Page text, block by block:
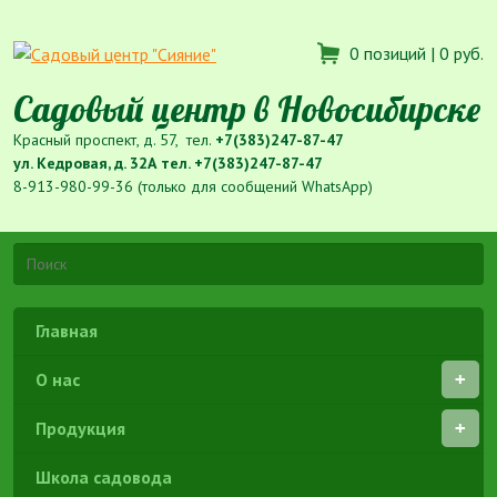
0 позиций | 0 руб.
Садовый центр в Новосибирске
Красный проспект, д. 57, тел. +7(383)247-87-47
ул. Кедровая, д. 32А тел. +7(383)247-87-47
8-913-980-99-36 (только для сообщений WhatsApp)
Главная
О нас
Продукция
Школа садовода